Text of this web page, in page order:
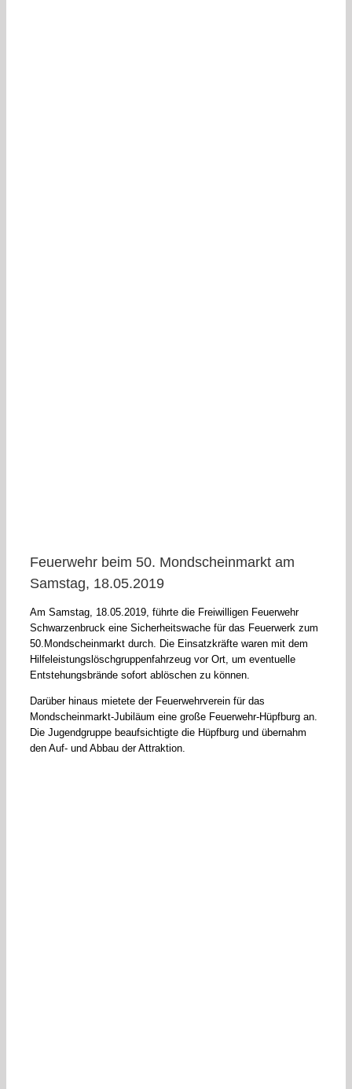
Feuerwehr beim 50. Mondscheinmarkt am
Samstag, 18.05.2019
Am Samstag, 18.05.2019, führte die Freiwilligen Feuerwehr
Schwarzenbruck eine Sicherheitswache für das Feuerwerk zum
50.Mondscheinmarkt durch. Die Einsatzkräfte waren mit dem
Hilfeleistungslöschgruppenfahrzeug vor Ort, um eventuelle
Entstehungsbrände sofort ablöschen zu können.
Darüber hinaus mietete der Feuerwehrverein für das
Mondscheinmarkt-Jubiläum eine große Feuerwehr-Hüpfburg an.
Die Jugendgruppe beaufsichtigte die Hüpfburg und übernahm
den Auf- und Abbau der Attraktion.